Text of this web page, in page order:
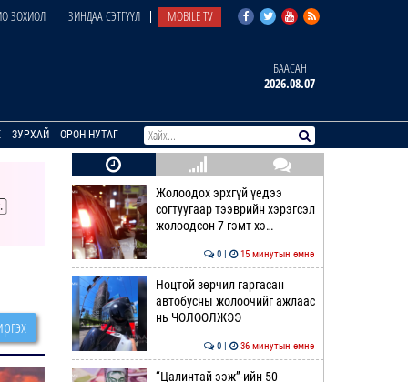
ЗОХИОЛ ЗИНДАА СЭТГҮҮЛ MOBILE TV
БААСАН
2026.08.07
ЗУРХАЙ ОРОН НУТАГ
Жолоодох эрхгүй үедээ
согтуугаар тээврийн хэрэгсэл
жолоодсон 7 гэмт хэ…
0 | 15 минутын өмнө
Ноцтой зөрчил гаргасан
автобусны жолоочийг ажлаас
нь ЧӨЛӨӨЛЖЭЭ
0 | 36 минутын өмнө
“Цалинтай ээж”-ийн 50